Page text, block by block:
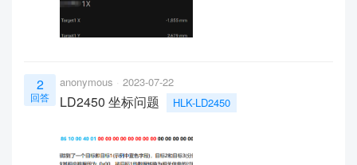
2
回答
anonymous 2023-07-22
LD2450 坐标问题 HLK-LD2450